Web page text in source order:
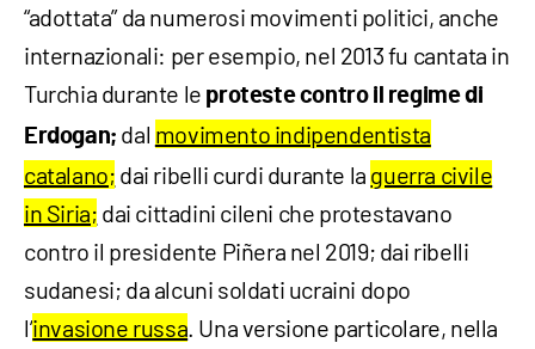
“adottata” da numerosi movimenti politici, anche
internazionali: per esempio, nel 2013 fu cantata in
Turchia durante le proteste contro il regime di
Erdogan; dal movimento indipendentista
catalano; dai ribelli curdi durante la guerra civile
in Siria; dai cittadini cileni che protestavano
contro il presidente Piñera nel 2019; dai ribelli
sudanesi; da alcuni soldati ucraini dopo
l’invasione russa . Una versione particolare, nella